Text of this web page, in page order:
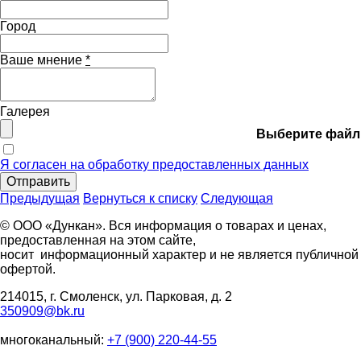
Город
Ваше мнение *
Галерея
Выберите файл
Я согласен на обработку предоставленных данных
Отправить
Предыдущая Вернуться к списку Следующая
© ООО «Дункан». Вся информация о товарах и ценах,
предоставленная на этом сайте,
носит информационный характер и не является публичной
офертой.
214015, г. Смоленск, ул. Парковая, д. 2
350909@bk.ru
многоканальный: +7 (900) 220-44-55